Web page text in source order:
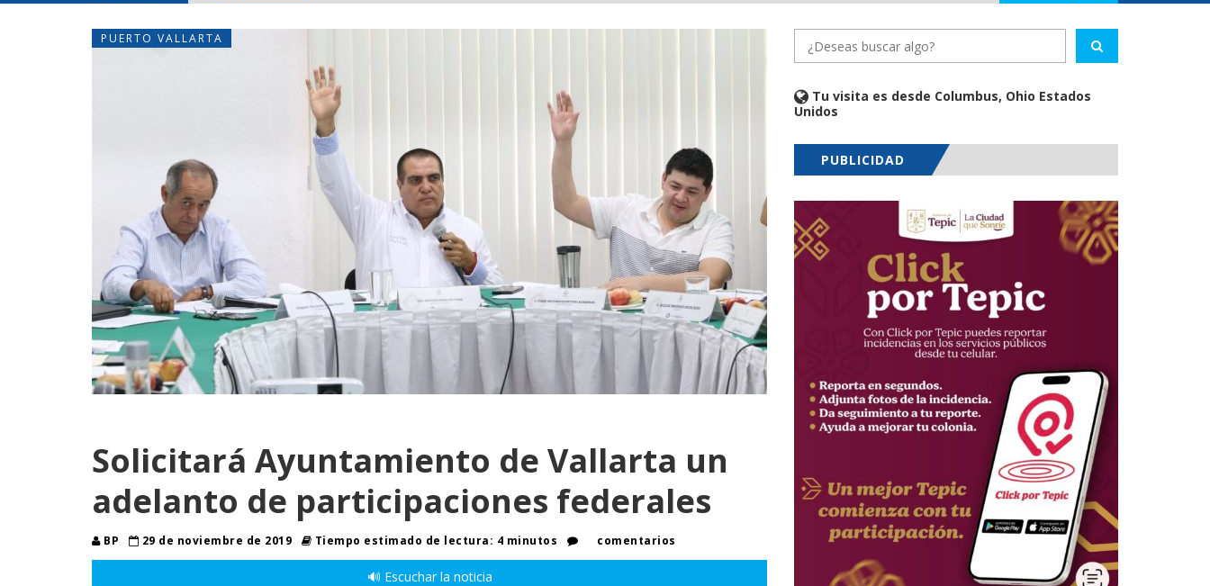
PUERTO VALLARTA
Solicitará Ayuntamiento de Vallarta un
adelanto de participaciones federales
BP 29 de noviembre de 2019 Tiempo estimado de lectura: 4 minutos comentarios
🔊 Escuchar la noticia
Tu visita es desde Columbus, Ohio Estados
Unidos
PUBLICIDAD